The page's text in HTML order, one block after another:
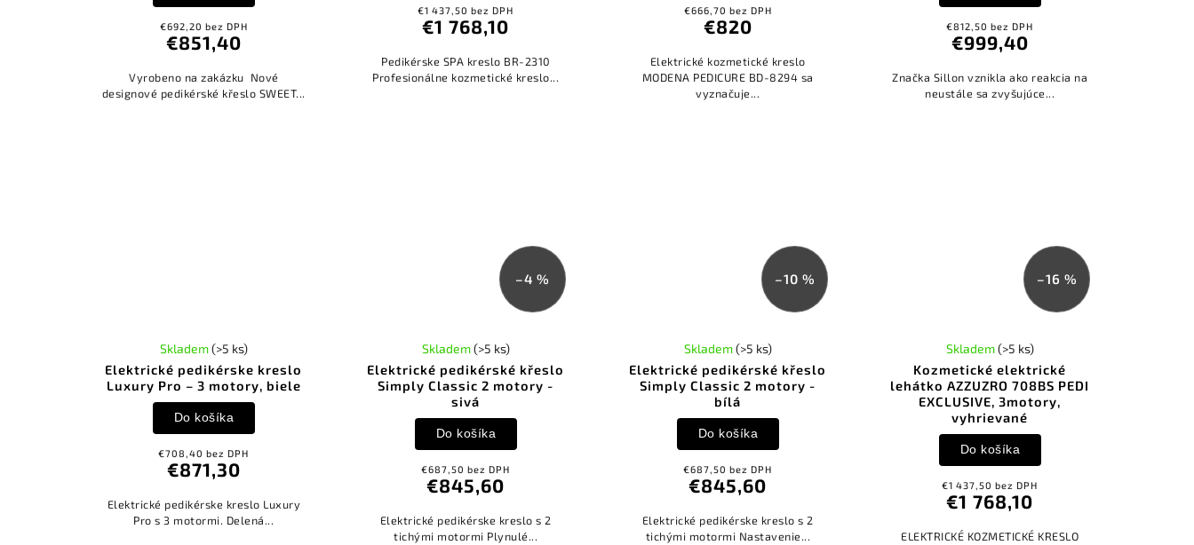
€692,20 bez DPH
€851,40
Vyrobeno na zakázku Nové
designové pedikérské křeslo SWEET...
€1 437,50 bez DPH
€1 768,10
Pedikérske SPA kreslo BR-2310
Profesionálne kozmetické kreslo...
€666,70 bez DPH
€820
Elektrické kozmetické kreslo
MODENA PEDICURE BD-8294 sa
vyznačuje...
€812,50 bez DPH
€999,40
Značka Sillon vznikla ako reakcia na
neustále sa zvyšujúce...
Elektrické pedikérske kreslo
Luxury Pro – 3 motory, biele
Skladem(>5 ks)
€708,40 bez DPH
€871,30
Do košíka
Elektrické pedikérske kreslo Luxury
Pro s 3 motormi. Delená...
–4 %
Elektrické pedikérské křeslo
Simply Classic 2 motory -
sivá
Skladem(>5 ks)
€687,50 bez DPH
€845,60
Do košíka
Elektrické pedikérske kreslo s 2
tichými motormi Plynulé...
–10 %
Elektrické pedikérské křeslo
Simply Classic 2 motory -
bílá
Skladem(>5 ks)
€687,50 bez DPH
€845,60
Do košíka
Elektrické pedikérske kreslo s 2
tichými motormi Nastavenie...
–16 %
Kozmetické elektrické
lehátko AZZUZRO 708BS PEDI
EXCLUSIVE, 3motory,
vyhrievané
Skladem(>5 ks)
€1 437,50 bez DPH
€1 768,10
Do košíka
ELEKTRICKÉ KOZMETICKÉ KRESLO